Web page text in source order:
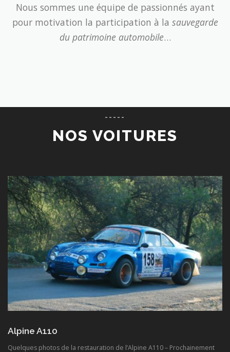
Nous sommes une équipe de passionnés ayant
pour motivation la participation à la sauvegarde
du patrimoine automobile…
-----
NOS VOITURES
Alpine A110
Quelques photos de la restauration de l’Alpine A110 – Prochainement